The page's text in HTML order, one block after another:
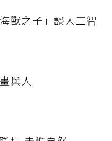
獸之子」談人工智
與人